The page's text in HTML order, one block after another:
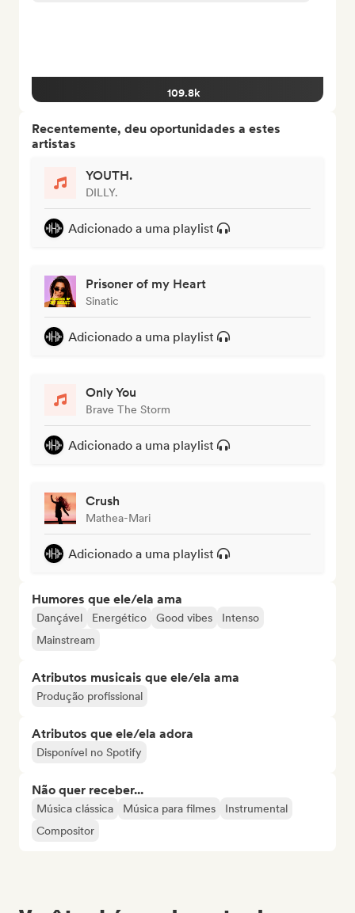
109.8k
Recentemente, deu oportunidades a estes
artistas
YOUTH.
DILLY.
Adicionado a uma playlist
Prisoner of my Heart
Sinatic
Adicionado a uma playlist
Only You
Brave The Storm
Adicionado a uma playlist
Crush
Mathea-Mari
Adicionado a uma playlist
Humores que ele/ela ama
Dançável Energético Good vibes
Intenso
Mainstream
Atributos musicais que ele/ela ama
Produção profissional
Atributos que ele/ela adora
Disponível no Spotify
Não quer receber...
Música clássica Música para filmes
Instrumental
Compositor